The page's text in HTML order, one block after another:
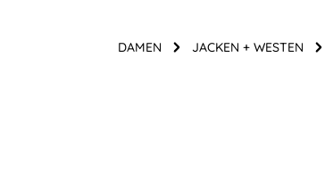
DAMEN JACKEN + WESTEN